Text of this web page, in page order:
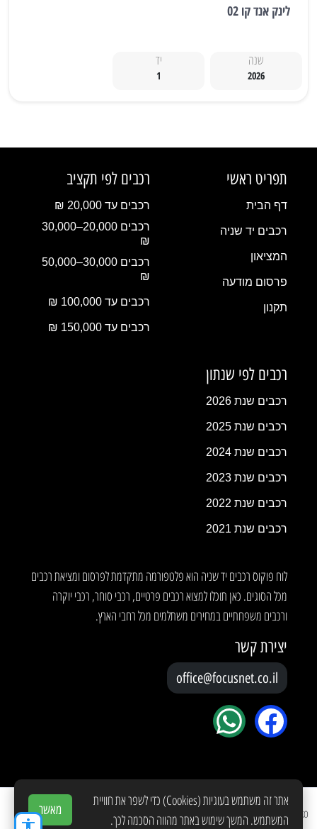
לינק אנד קו 02
שנה
2026
יד
1
תפריט ראשי
דף הבית
רכבים יד שניה
המציאון
פרסום מודעה
תקנון
רכבים לפי תקציב
רכבים עד 20,000 ₪
רכבים 20,000–30,000
₪
רכבים 30,000–50,000
₪
רכבים עד 100,000 ₪
רכבים עד 150,000 ₪
רכבים לפי שנתון
רכבים שנת 2026
רכבים שנת 2025
רכבים שנת 2024
רכבים שנת 2023
רכבים שנת 2022
רכבים שנת 2021
לוח פוקוס רכבים יד שניה הוא פלטפורמה מתקדמת לפרסום ומציאת רכבים
מכל הסוגים. כאן תוכלו למצוא רכבים פרטיים, רכבי סוחר, רכבי יוקרה
ורכבים משפחתיים במחירים משתלמים מכל רחבי הארץ.
יצירת קשר
office@focusnet.co.il
Copyright © 2026 Created by
YOKO
accessibility
אתר זה משתמש בעוגיות (Cookies) כדי לשפר את חוויית
המשתמש. המשך שימוש באתר מהווה הסכמה לכך.
מאשר